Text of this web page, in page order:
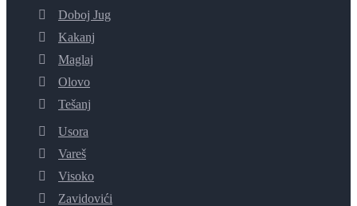
Doboj Jug
Kakanj
Maglaj
Olovo
Tešanj
Usora
Vareš
Visoko
Zavidovići